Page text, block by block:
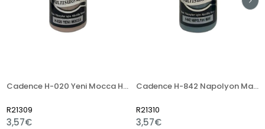
Cadence H-020 Yeni Mocca Hybrid Akrilik Boya 120ml
R21309
3,57€
Cadence H-842 Napolyon Mavi Hybrid Akrilik Boya 120ml
R21310
3,57€